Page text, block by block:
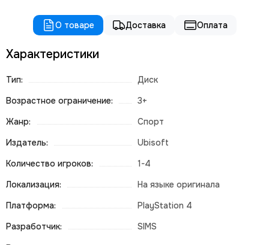
О товаре Доставка Оплата
Характеристики
Тип:
Диск
Возрастное ограничение:
3+
Жанр:
Спорт
Издатель:
Ubisoft
Количество игроков:
1-4
Локализация:
На языке оригинала
Платформа:
PlayStation 4
Разработчик:
SIМS